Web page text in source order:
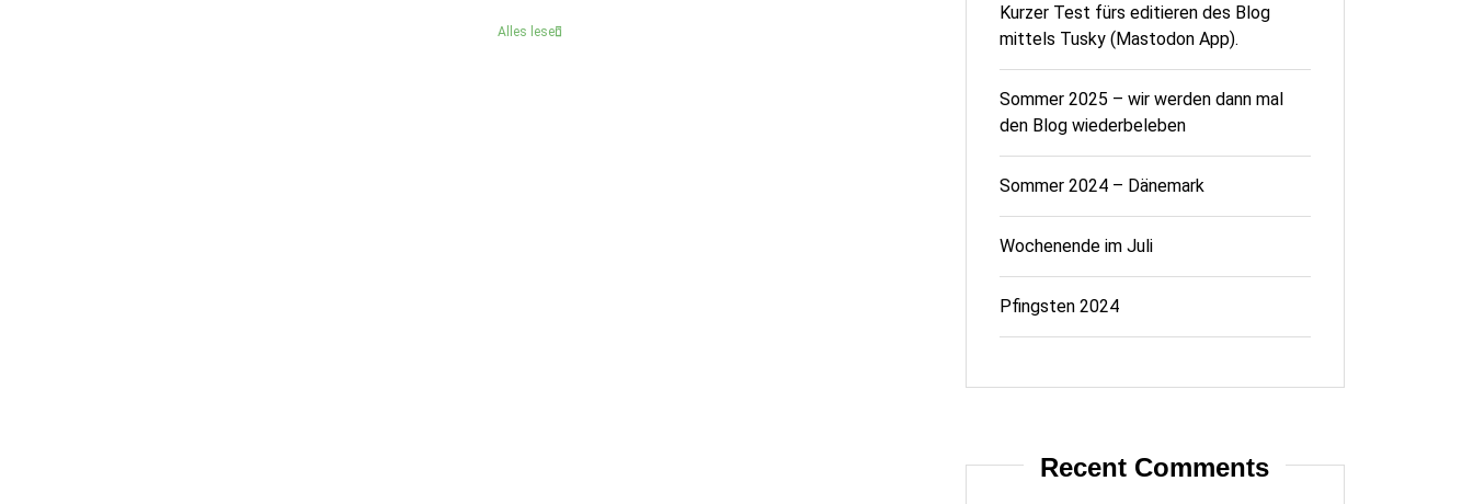
Alles lesen
Kurzer Test fürs editieren des Blog
mittels Tusky (Mastodon App).
Sommer 2025 – wir werden dann mal
den Blog wiederbeleben
Sommer 2024 – Dänemark
Wochenende im Juli
Pfingsten 2024
Recent Comments